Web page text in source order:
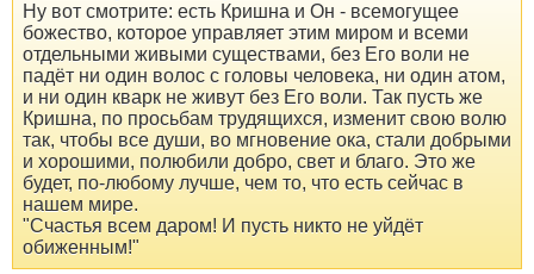
Ну вот смотрите: есть Кришна и Он - всемогущее
божество, которое управляет этим миром и всеми
отдельными живыми существами, без Его воли не
падёт ни один волос с головы человека, ни один атом,
и ни один кварк не живут без Его воли. Так пусть же
Кришна, по просьбам трудящихся, изменит свою волю
так, чтобы все души, во мгновение ока, стали добрыми
и хорошими, полюбили добро, свет и благо. Это же
будет, по-любому лучше, чем то, что есть сейчас в
нашем мире.
"Счастья всем даром! И пусть никто не уйдёт
обиженным!"